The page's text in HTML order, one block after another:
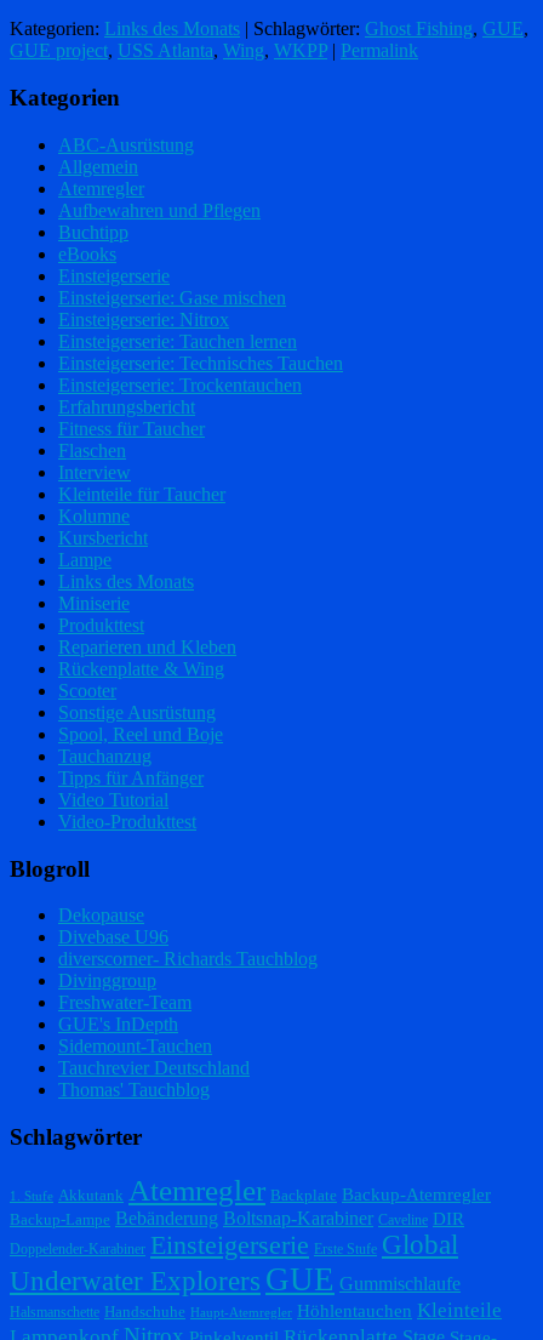
Kategorien: Links des Monats | Schlagwörter: Ghost Fishing, GUE,
GUE project, USS Atlanta, Wing, WKPP Permalink
Kategorien
ABC-Ausrüstung
Allgemein
Atemregler
Aufbewahren und Pflegen
Buchtipp
eBooks
Einsteigerserie
Einsteigerserie: Gase mischen
Einsteigerserie: Nitrox
Einsteigerserie: Tauchen lernen
Einsteigerserie: Technisches Tauchen
Einsteigerserie: Trockentauchen
Erfahrungsbericht
Fitness für Taucher
Flaschen
Interview
Kleinteile für Taucher
Kolumne
Kursbericht
Lampe
Links des Monats
Miniserie
Produkttest
Reparieren und Kleben
Rückenplatte & Wing
Scooter
Sonstige Ausrüstung
Spool, Reel und Boje
Tauchanzug
Tipps für Anfänger
Video Tutorial
Video-Produkttest
Blogroll
Dekopause
Divebase U96
diverscorner- Richards Tauchblog
Divinggroup
Freshwater-Team
GUE's InDepth
Sidemount-Tauchen
Tauchrevier Deutschland
Thomas' Tauchblog
Schlagwörter
1. Stufe Akkutank Atemregler Backplate Backup-Atemregler
Backup-Lampe Bebänderung Boltsnap-Karabiner Caveline DIR
Doppelender-Karabiner Einsteigerserie Erste Stufe Global
Underwater Explorers GUE Gummischlaufe
Halsmanschette Handschuhe Haupt-Atemregler Höhlentauchen Kleinteile